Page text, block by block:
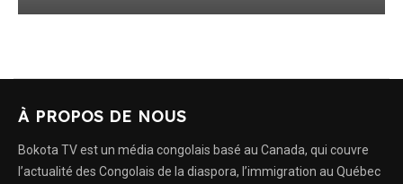
À PROPOS DE NOUS
Bokota TV est un média congolais basé au Canada, qui couvre
l’actualité des Congolais de la diaspora, l’immigration au Québec